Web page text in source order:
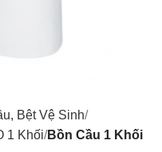
Bệt Vệ Sinh
1 Khối Bồn Cầu 1 Khối